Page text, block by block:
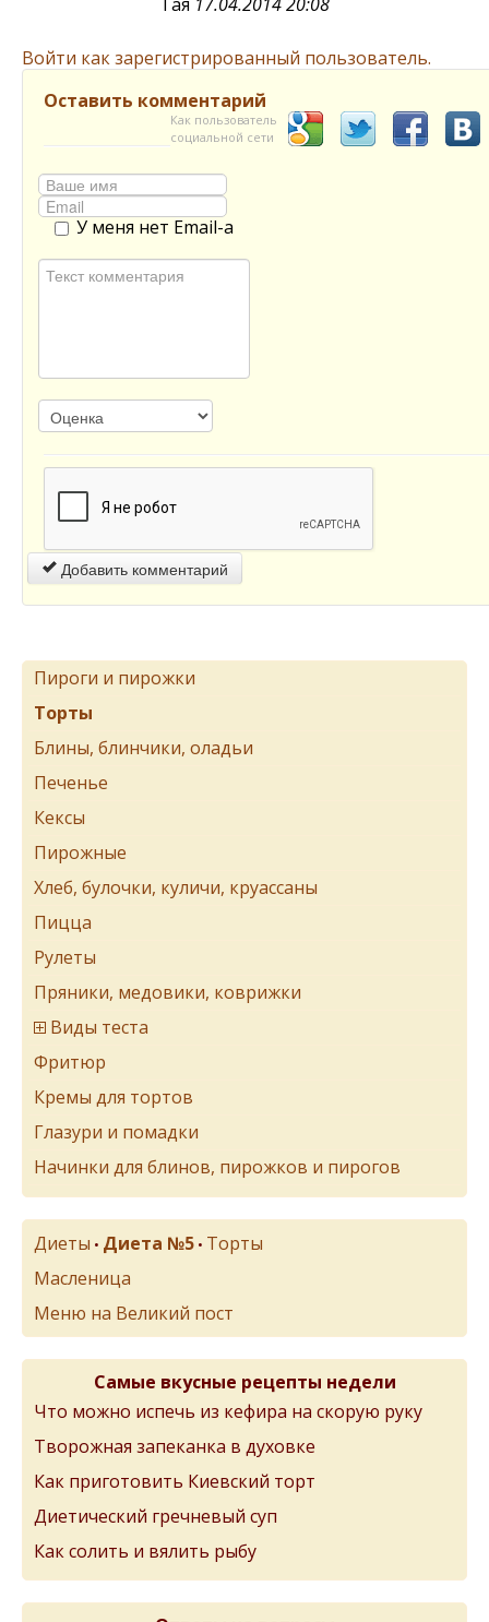
Войти как зарегистрированный пользователь.
Оставить комментарий
Как пользователь
социальной сети
У меня нет Email-а
Добавить комментарий
Пироги и пирожки
Торты
Блины, блинчики, оладьи
Печенье
Кексы
Пирожные
Хлеб, булочки, куличи, круассаны
Пицца
Рулеты
Пряники, медовики, коврижки
Виды теста
Фритюр
Кремы для тортов
Глазури и помадки
Начинки для блинов, пирожков и пирогов
Диеты • Диета №5 • Торты
Масленица
Меню на Великий пост
Самые вкусные рецепты недели
Что можно испечь из кефира на скорую руку
Творожная запеканка в духовке
Как приготовить Киевский торт
Диетический гречневый суп
Как солить и вялить рыбу